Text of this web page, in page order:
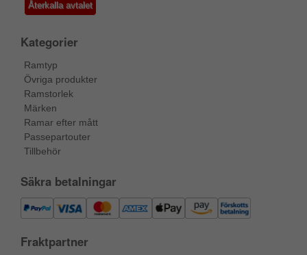
Återkalla avtalet
Kategorier
Ramtyp
Övriga produkter
Ramstorlek
Märken
Ramar efter mått
Passepartouter
Tillbehör
Säkra betalningar
Fraktpartner